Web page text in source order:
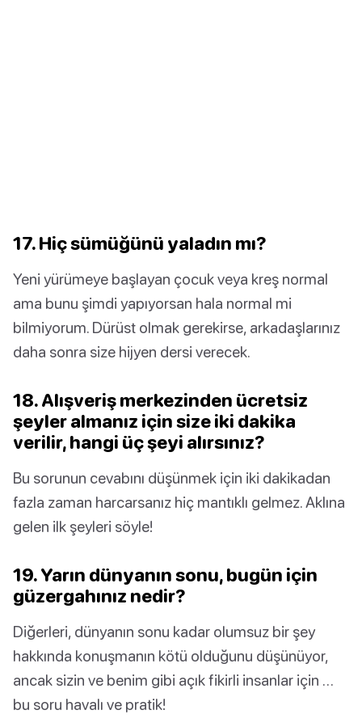
17. Hiç sümüğünü yaladın mı?
Yeni yürümeye başlayan çocuk veya kreş normal
ama bunu şimdi yapıyorsan hala normal mi
bilmiyorum. Dürüst olmak gerekirse, arkadaşlarınız
daha sonra size hijyen dersi verecek.
18. Alışveriş merkezinden ücretsiz
şeyler almanız için size iki dakika
verilir, hangi üç şeyi alırsınız?
Bu sorunun cevabını düşünmek için iki dakikadan
fazla zaman harcarsanız hiç mantıklı gelmez. Aklına
gelen ilk şeyleri söyle!
19. Yarın dünyanın sonu, bugün için
güzergahınız nedir?
Diğerleri, dünyanın sonu kadar olumsuz bir şey
hakkında konuşmanın kötü olduğunu düşünüyor,
ancak sizin ve benim gibi açık fikirli insanlar için …
bu soru havalı ve pratik!